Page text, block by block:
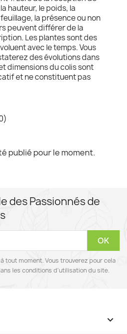
hauteur, le poids, la
la présence ou non
peuvent différer de la
Les plantes sont des
avec le temps. Vous
des évolutions dans
dimensions du colis sont
et ne constituent pas
publié pour le moment.
des Passionnés de
tout moment. Vous trouverez pour cela
les conditions d'utilisation du site.
